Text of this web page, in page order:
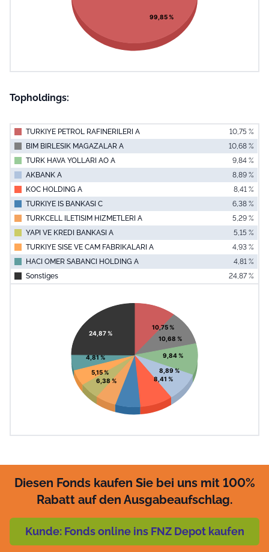
99,85 %
Topholdings:
TURKIYE PETROL RAFINERILERI A
10,75 %
BIM BIRLESIK MAGAZALAR A
10,68 %
TURK HAVA YOLLARI AO A
9,84 %
AKBANK A
8,89 %
KOC HOLDING A
8,41 %
TURKIYE IS BANKASI C
6,38 %
TURKCELL ILETISIM HIZMETLERI A
5,29 %
YAPI VE KREDI BANKASI A
5,15 %
TURKIYE SISE VE CAM FABRIKALARI A
4,93 %
HACI OMER SABANCI HOLDING A
4,81 %
Sonstiges
24,87 %
Pie chart with 11 slices.
View as data table, Chart
10,75 %
10,68 %
9,84 %
8,89 %
8,41 %
6,38 %
5,15 %
4,81 %
24,87 %
Diesen Fonds kaufen Sie bei uns mit 100%
Rabatt auf den Ausgabeaufschlag.
Kunde: Fonds online ins FNZ Depot kaufen